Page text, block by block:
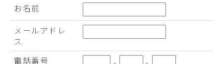
お名前
メールアドレ
ス
電話番号